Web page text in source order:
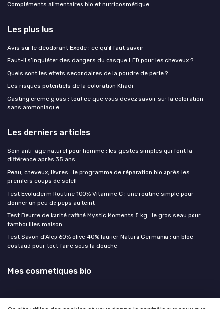
Compléments alimentaires bio et nutricosmétique
Les plus lus
Avis sur le déodorant Exode : ce qu'il faut savoir
Faut-il s’inquiéter des dangers du casque LED pour les cheveux ?
Quels sont les effets secondaires de la poudre de perle ?
Les risques potentiels de la coloration Khadi
Casting creme gloss : tout ce que vous devez savoir sur la coloration
sans ammoniaque
Les derniers articles
Soin anti-âge naturel pour homme : les gestes simples qui font la
différence après 35 ans
Peau, cheveux, lèvres : le programme de réparation bio après les
premiers coups de soleil
Test Evoluderm Routine 100% Vitamine C : une routine simple pour
donner un peu de peps au teint
Test Beurre de karité raffiné Mystic Moments 5 kg : le gros seau pour
tambouilles maison
Test Savon d'Alep 60% olive 40% laurier Natura Germania : un bloc
costaud pour tout faire sous la douche
Mes cosmetiques bio